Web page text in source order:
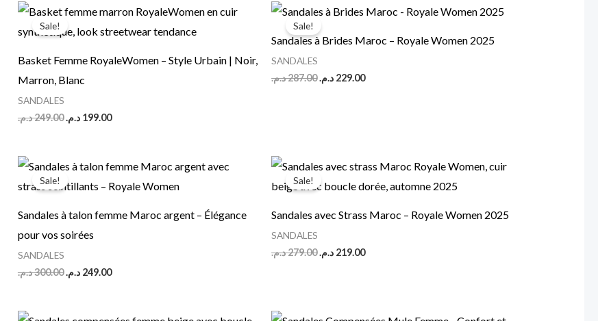
Sale!
Basket Femme RoyaleWomen – Style Urbain | Noir,
Marron, Blanc
SANDALES
249.00د.م.
Original
price
was:
199.00 د.م.
Current
price
is:
Sale!
Sandales à Brides Maroc – Royale Women 2025
SANDALES
287.00د.م.
Original
price
was:
287.00 د.م..
229.00 د.م.
Current
price
229.00 د.م..
Sale!
Sandales à talon femme Maroc argent – Élégance
pour vos soirées
SANDALES
300.00د.م.
Original
price
was:
249.00 د.م.
Current
price
is:
Sale!
Sandales avec Strass Maroc – Royale Women 2025
SANDALES
279.00د.م.
Original
price
was:
219.00 د.م.
Current
price
is:
Current